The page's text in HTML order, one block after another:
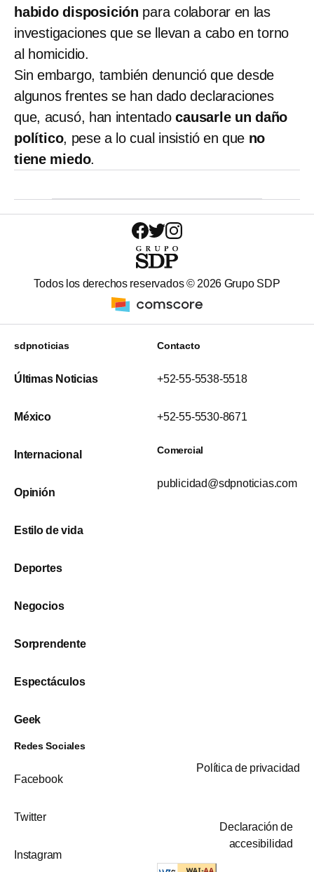
habido disposición para colaborar en las
investigaciones que se llevan a cabo en torno
al homicidio.
Sin embargo, también denunció que desde
algunos frentes se han dado declaraciones
que, acusó, han intentadocausarle un daño
político, pese a lo cual insistió en que no
tiene miedo.
Todos los derechos reservados © 2026 Grupo SDP
sdpnoticias
Últimas Noticias
México
Internacional
Opinión
Estilo de vida
Deportes
Negocios
Sorprendente
Espectáculos
Geek
Contacto
+52-55-5538-5518
+52-55-5530-8671
Comercial
publicidad@sdpnoticias.com
Redes Sociales
Facebook
Twitter
Instagram
Política de privacidad
Declaración de
accesibilidad